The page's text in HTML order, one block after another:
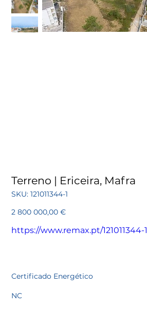
Terreno | Ericeira, Mafra
SKU: SKU
121011344-
121011344-1
Preço
2 800 000,00 €
https://www.remax.pt/121011344-1
Certificado Energético
NC